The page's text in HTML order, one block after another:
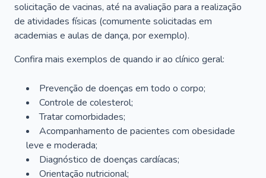
solicitação de vacinas, até na avaliação para a realização
de atividades físicas (comumente solicitadas em
academias e aulas de dança, por exemplo).
Confira mais exemplos de quando ir ao clínico geral:
Prevenção de doenças em todo o corpo;
Controle de colesterol;
Tratar comorbidades;
Acompanhamento de pacientes com obesidade
leve e moderada;
Diagnóstico de doenças cardíacas;
Orientação nutricional;